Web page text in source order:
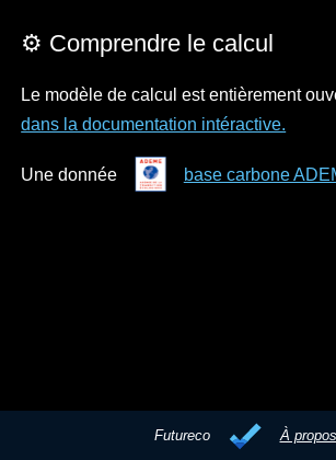
⚙️ Comprendre le calcul
Le modèle de calcul est entièrement
dans la documentation intéractive.
Une donnée base carbone
Futureco À propos